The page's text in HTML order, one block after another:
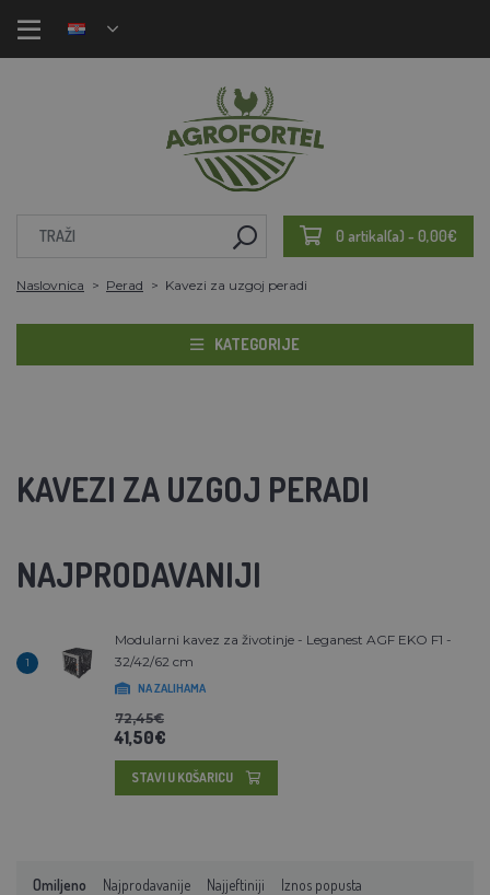
0 artikal(a) - 0,00€
Naslovnica Perad Kavezi za uzgoj peradi
KATEGORIJE
KAVEZI ZA UZGOJ PERADI
NAJPRODAVANIJI
1
Modularni kavez za životinje - Leganest AGF EKO F1 -
32/42/62 cm
NA ZALIHAMA
72,45€
41,50€
STAVI U KOŠARICU
Omiljeno Najprodavanije Najjeftiniji Iznos popusta